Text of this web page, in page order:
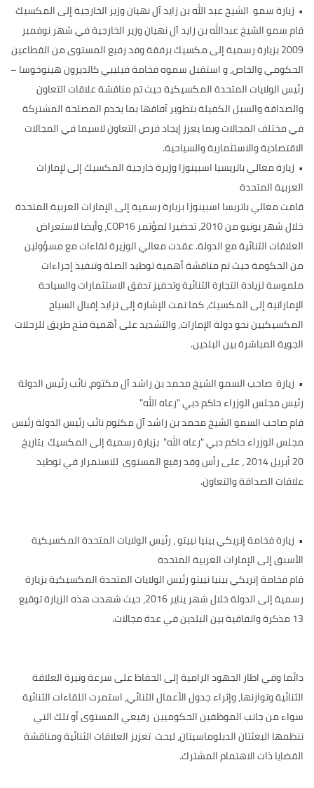
• زيارة سمو الشيخ عبد الله بن زايد آل نهيان وزير الخارجية إلى المكسيك
قام سمو الشيخ عبدالله بن زايد آل نهيان وزير الخارجية في شهر نوفمبر
2009 بزيارة رسمية إلى مكسيك برفقة وفد رفيع المستوى من القطاعين
الحكومي والخاص، و استقبل سموه فخامة فيليبي كالديرون هينوخوسا –
رئيس الولايات المتحدة المكسيكية حيث تم مناقشة علاقات التعاون
والصداقة والسبل الكفيلة بتطوير آفاقها بما يخدم المصلحة المشتركة
في مختلف المجالات وبما يعزز إيجاد فرص التعاون لاسيما في المجالات
الاقتصادية والاستثمارية والسياحية.
• زيارة معالي باتريسيا اسبينوزا وزيرة خارجية المكسيك إلى لإمارات
العربية المتحدة
قامت معالي باتريسا اسبينوزا بزيارة رسمية إلى الإمارات العربية المتحدة
خلال شهر يونيو من 2010، تحضيرا لمؤتمر COP16، وأيضا لاستعراض
العلاقات الثنائية مع الدولة. عقدت معالي الوزيرة لقاءات مع مسؤولين
من الحكومة حيث تم مناقشة أهمية توطيد الصلة وتنفيذ إجراءات
ملموسة لزيادة التجارة الثنائية وتحفيز تدفق الاستثمارات والسياحة
الإماراتية إلى المكسيك، كما تمت الإشارة إلى تزايد إقبال السياح
المكسيكيين نحو دولة الإمارات، والتشديد على أهمية فتح طريق للرحلات
الجوية المباشرة بين البلدين.
• زيارة صاحب السمو الشيخ محمد بن راشد آل مكتوم، نائب رئيس الدولة
رئيس مجلس الوزراء حاكم دبي "رعاه الله"
قام صاحب السمو الشيخ محمد بن راشد آل مكتوم نائب رئيس الدولة رئيس
مجلس الوزراء حاكم دبي "رعاه الله" بزيارة رسمية إلى المكسيك بتاريخ
20 أبريل 2014 ، على رأس وفد رفيع المستوى للاستمرار في توطيد
علاقات الصداقة والتعاون.
• زيارة فخامة إنريكي بينيا نييتو ، رئيس الولايات المتحدة المكسيكية
الأسبق إلى الإمارات العربية المتحدة
قام فخامة إنريكي بينيا نييتو رئيس الولايات المتحدة المكسيكية بزيارة
رسمية إلى الدولة خلال شهر يناير 2016، حيث شهدت هذه الزيارة توقيع
13 مذكرة واتفاقية بين البلدين في عدة مجالات.
دائما وفي اطار الجهود الرامية إلى الحفاظ على سرعة وتيرة العلاقة
الثنائية وتوازنها، وإثراء جدول الأعمال الثنائي، استمرت اللقاءات الثنائية
سواء من جانب الموظفين الحكوميين رفيعي المستوى أو تلك التي
تنظمها البعثتان الدبلوماسيتان، لبحث تعزيز العلاقات الثنائية ومناقشة
القضايا ذات الاهتمام المشترك.